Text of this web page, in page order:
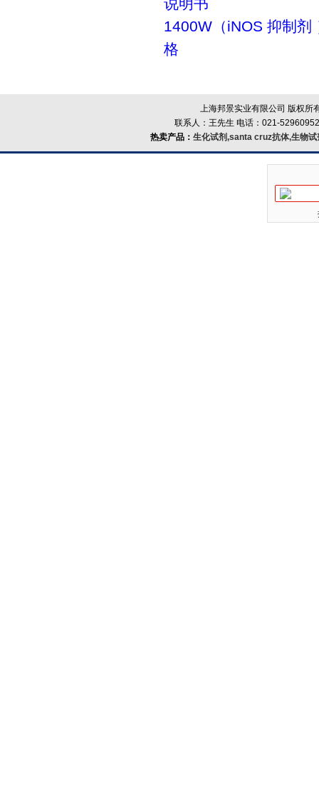
1400W（iNOS 抑制剂
格
上海邦景实业有限公司 版权所
联系人：王先生 电话：021-
热卖产品： 生化试剂,santa cruz抗体,生物